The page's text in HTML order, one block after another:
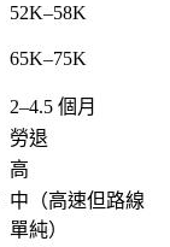
52K–58K
65K–75K
2–4.5 個月
勞退
高
中（高速但路線
單純）